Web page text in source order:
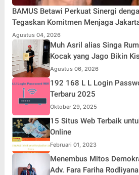
BAMUS Betawi Perkuat Sinergi
Tegaskan Komitmen Menjaga
Kondusif Jelang HUT ke-81 Republik
Agustus 04, 2026
Muh Asril alias Singa
Kocak yang Jago Bikin
Jadi Hiburan
Agustus 06, 2026
192 168 L L Login
Terbaru 2025
Oktober 29, 2025
15 Situs Web Terbaik
Online
Februari 01, 2023
Menembus Mitos
Adv. Fara Fariha